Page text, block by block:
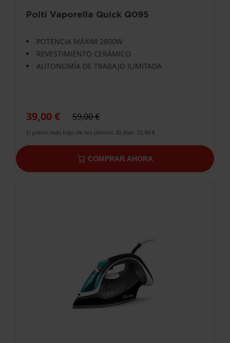
Polti Vaporella Quick Q095
POTENCIA MÁXIM 2800W
REVESTIMIENTO CERÁMICO
AUTONOMÍA DE TRABAJO ILIMITADA
39,00 € 59,00 €
El precio más bajo de los últimos 30 días: 32,90 €
COMPRAR AHORA